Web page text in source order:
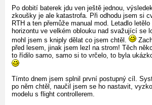
Po dobití baterek jdu ven ještě jednou,
zkoušky je ale katastrofa. Při odhodu jsem si
RTH a ten přemůže manual mod. Letadlo
horizontu ve velkém oblouku nad svažující se
mohl jsem s kniply dělat co jsem chtěl.
před lesem, jinak jsem lezl na strom! Těch
to řídilo samo, samo si to vrčelo, to byla
Tímto dnem jsem splnil první postupný cíl.
po něm chtěl, naučil jsem se ho nastavit,
modelu s flight controllerem.